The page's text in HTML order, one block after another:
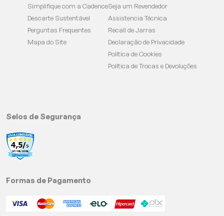
Simplifique com a Cadence
Descarte Sustentável
Perguntas Frequentes
Mapa do Site
Seja um Revendedor
Assistencia Técnica
Recall de Jarras
Declaração de Privacidade
Política de Cookies
Política de Trocas e Devoluções
Selos de Segurança
Formas de Pagamento